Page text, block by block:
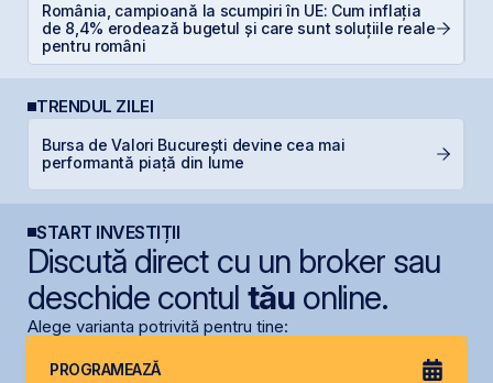
România, campioană la scumpiri în UE: Cum inflația
de 8,4% erodează bugetul și care sunt soluțiile reale
pentru români
TRENDUL ZILEI
Bursa de Valori București devine cea mai
performantă piață din lume
START INVESTIȚII
Discută direct cu un broker sau
deschide contul tăuonline.
Alege varianta potrivită pentru tine:
PROGRAMEAZĂ